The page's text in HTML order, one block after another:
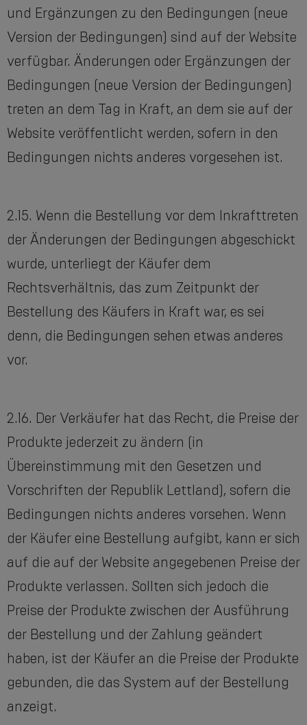
und Ergänzungen zu den Bedingungen (neue
Version der Bedingungen) sind auf der Website
verfügbar. Änderungen oder Ergänzungen der
Bedingungen (neue Version der Bedingungen)
treten an dem Tag in Kraft, an dem sie auf der
Website veröffentlicht werden, sofern in den
Bedingungen nichts anderes vorgesehen ist.
2.15. Wenn die Bestellung vor dem Inkrafttreten
der Änderungen der Bedingungen abgeschickt
wurde, unterliegt der Käufer dem
Rechtsverhältnis, das zum Zeitpunkt der
Bestellung des Käufers in Kraft war, es sei
denn, die Bedingungen sehen etwas anderes
vor.
2.16. Der Verkäufer hat das Recht, die Preise der
Produkte jederzeit zu ändern (in
Übereinstimmung mit den Gesetzen und
Vorschriften der Republik Lettland), sofern die
Bedingungen nichts anderes vorsehen. Wenn
der Käufer eine Bestellung aufgibt, kann er sich
auf die auf der Website angegebenen Preise der
Produkte verlassen. Sollten sich jedoch die
Preise der Produkte zwischen der Ausführung
der Bestellung und der Zahlung geändert
haben, ist der Käufer an die Preise der Produkte
gebunden, die das System auf der Bestellung
anzeigt.